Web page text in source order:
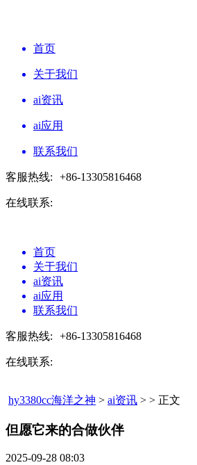
首页
关于我们
ai资讯
ai应用
联系我们
客服热线: +86-13305816468
在线联系:
首页
关于我们
ai资讯
ai应用
联系我们
客服热线: +86-13305816468
在线联系:
hy3380cc海洋之神 > ai资讯 > > 正文
但愿它来的合做伙伴​
2025-09-28 08:03